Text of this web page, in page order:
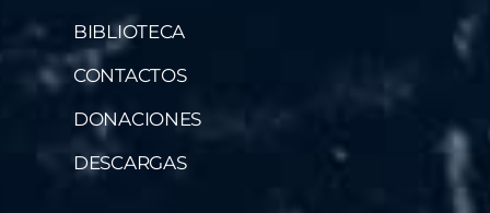
BIBLIOTECA
CONTACTOS
DONACIONES
DESCARGAS